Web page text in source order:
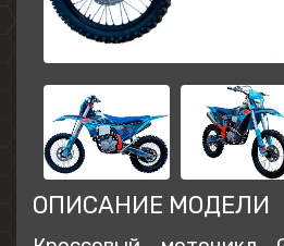
ОПИСАНИЕ МОДЕЛИ